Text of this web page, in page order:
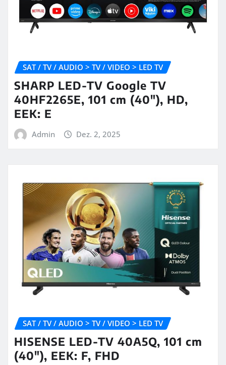
SAT / TV / AUDIO > TV / VIDEO > LED TV
SHARP LED-TV Google TV
40HF2265E, 101 cm (40″), HD,
EEK: E
Admin Dez. 2, 2025
SAT / TV / AUDIO > TV / VIDEO > LED TV
HISENSE LED-TV 40A5Q, 101 cm
(40″), EEK: F, FHD